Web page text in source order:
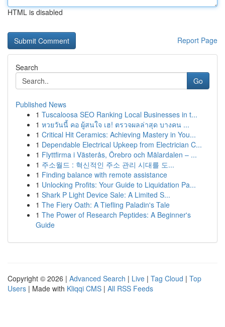
HTML is disabled
Report Page
Search
Go
Published News
1 Tuscaloosa SEO Ranking Local Businesses in t...
1 หวยวันนี้ คอ ผู้สนใจ เฮ! ตรวจผลล่าสุด บางคน ...
1 Critical Hit Ceramics: Achieving Mastery in You...
1 Dependable Electrical Upkeep from Electrician C...
1 Flyttfirma i Västerås, Örebro och Mälardalen – ...
1 주소월드 : 혁신적인 주소 관리 시대를 도...
1 Finding balance with remote assistance
1 Unlocking Profits: Your Guide to Liquidation Pa...
1 Shark P Light Device Sale: A Limited S...
1 The Fiery Oath: A Tiefling Paladin's Tale
1 The Power of Research Peptides: A Beginner's
Guide
Copyright © 2026 | Advanced Search | Live | Tag Cloud | Top
Users | Made with Kliqqi CMS | All RSS Feeds